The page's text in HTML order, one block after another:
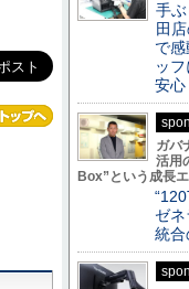
手
田
で
ッ
安心
ガバ
活用
Box”という成長
ゼ
統合